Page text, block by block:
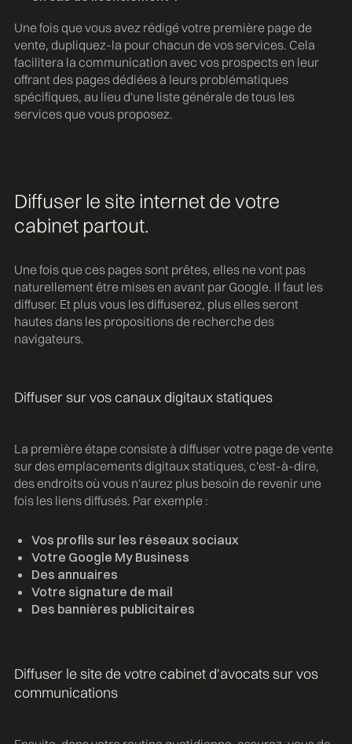
Une fois que vous avez rédigé votre première page de
vente, dupliquez-la pour chacun de vos services. Cela
facilitera la communication avec vos prospects en leur
offrant des pages dédiées à leurs problématiques
spécifiques, au lieu d'une liste générale de tous les
services que vous proposez.
Diffuser le site internet de votre
cabinet partout.
Une fois que ces pages sont prêtes, elles ne vont pas
naturellement être mises en avant par Google. Il faut les
diffuser. Et plus vous les diffuserez, plus elles seront
hautes dans les propositions de recherche des
navigateurs.
Diffuser sur vos canaux digitaux statiques
La première étape consiste à diffuser votre page de vente
sur des emplacements digitaux statiques, c'est-à-dire,
des endroits où vous n'aurez plus besoin de revenir une
fois les liens diffusés. Par exemple :
Vos profils sur les réseaux sociaux
Votre Google My Business
Des annuaires
Votre signature de mail
Des bannières publicitaires
Diffuser le site de votre cabinet d'avocats sur vos
communications